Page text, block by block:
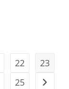
22
23
25 Gehe